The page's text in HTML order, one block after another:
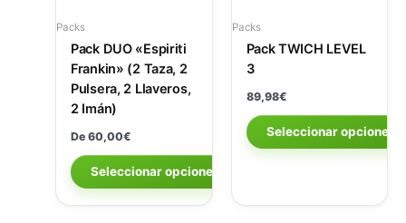
Packs
Pack DUO «Espiriti
Frankin» (2 Taza, 2
Pulsera, 2 Llaveros,
2 Imán)
De 60,00€
Seleccionar opciones
Packs
Pack TWICH LEVEL
3
89,98€
Seleccionar opciones